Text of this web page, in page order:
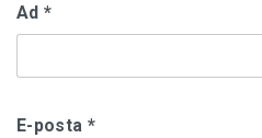
Ad *
E-posta *